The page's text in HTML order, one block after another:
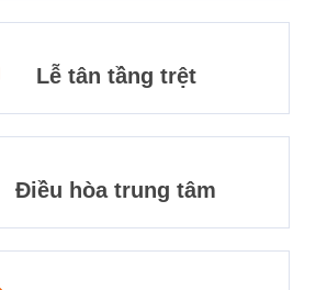
Lễ tân tầng trệt
Điều hòa trung tâm